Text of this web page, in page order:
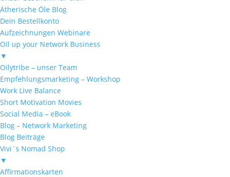
Ätherische Öle Blog
Dein Bestellkonto
Aufzeichnungen Webinare
Oil up your Network Business
▼
Oilytribe – unser Team
Empfehlungsmarketing – Workshop
Work Live Balance
Short Motivation Movies
Social Media – eBook
Blog – Network Marketing
Blog Beiträge
Vivi´s Nomad Shop
▼
Affirmationskarten